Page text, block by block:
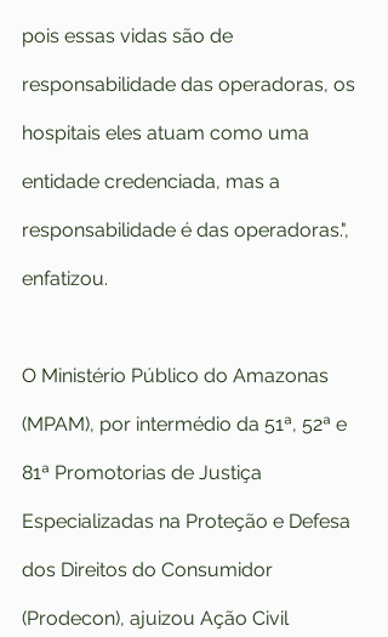
pois essas vidas são de
responsabilidade das operadoras, os
hospitais eles atuam como uma
entidade credenciada, mas a
responsabilidade é das operadoras.",
enfatizou.
O Ministério Público do Amazonas
(MPAM), por intermédio da 51ª, 52ª e
81ª Promotorias de Justiça
Especializadas na Proteção e Defesa
dos Direitos do Consumidor
(Prodecon), ajuizou Ação Civil